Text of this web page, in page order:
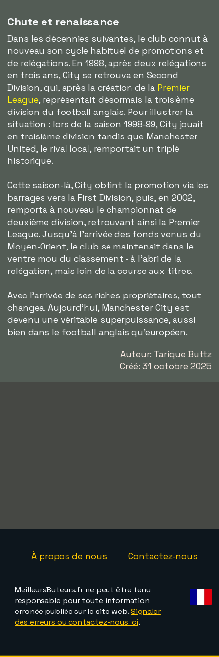
Chute et renaissance
Dans les décennies suivantes, le club connut à
nouveau son cycle habituel de promotions et
de relégations. En 1998, après deux relégations
en trois ans, City se retrouva en Second
Division, qui, après la création de la Premier
League, représentait désormais la troisième
division du football anglais. Pour illustrer la
situation : lors de la saison 1998-99, City jouait
en troisième division tandis que Manchester
United, le rival local, remportait un triplé
historique.
Cette saison-là, City obtint la promotion via les
barrages vers la First Division, puis, en 2002,
remporta à nouveau le championnat de
deuxième division, retrouvant ainsi la Premier
League. Jusqu'à l'arrivée des fonds venus du
Moyen-Orient, le club se maintenait dans le
ventre mou du classement - à l'abri de la
relégation, mais loin de la course aux titres.
Avec l'arrivée de ses riches propriétaires, tout
changea. Aujourd'hui, Manchester City est
devenu une véritable superpuissance, aussi
bien dans le football anglais qu'européen.
Auteur: Tarique Buttz
Créé: 31 octobre 2025
À propos de nous Contactez-nous
MeilleursButeurs.fr ne peut être tenu
responsable pour toute information
erronée publiée sur le site web.Signaler
des erreurs ou contactez-nous ici.